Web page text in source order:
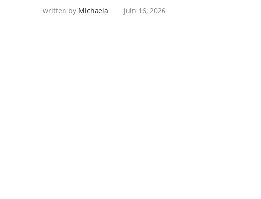
written by Michaela juin 16, 2026